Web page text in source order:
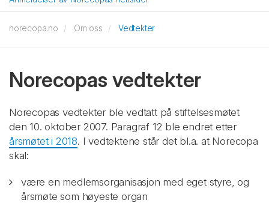
norecopa.no Om oss Vedtekter
Norecopas vedtekter
Norecopas vedtekter ble vedtatt på stiftelsesmøtet
den 10. oktober 2007. Paragraf 12 ble endret etter
årsmøtet i 2018. I vedtektene står det bl.a. at Norecopa
skal:
være en medlemsorganisasjon med eget styre, og
årsmøte som høyeste organ